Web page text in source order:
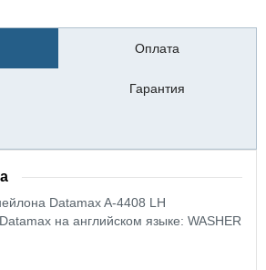
Оплата
Гарантия
Datamax A-4408 LH
на английском языке: WASHER